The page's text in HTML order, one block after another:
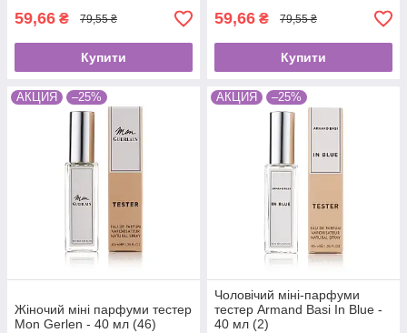
59,66 ₴ 79,55 ₴
Купити
59,66 ₴ 79,55 ₴
Купити
АКЦИЯ –25%
Жіночий міні парфуми тестер
Mon Gerlen - 40 мл (46)
АКЦИЯ –25%
Чоловічий міні-парфуми
тестер Armand Basi In Blue -
40 мл (2)